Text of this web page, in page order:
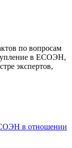
по вопросам
в ЕСОЭН,
экспертов,
в отношении